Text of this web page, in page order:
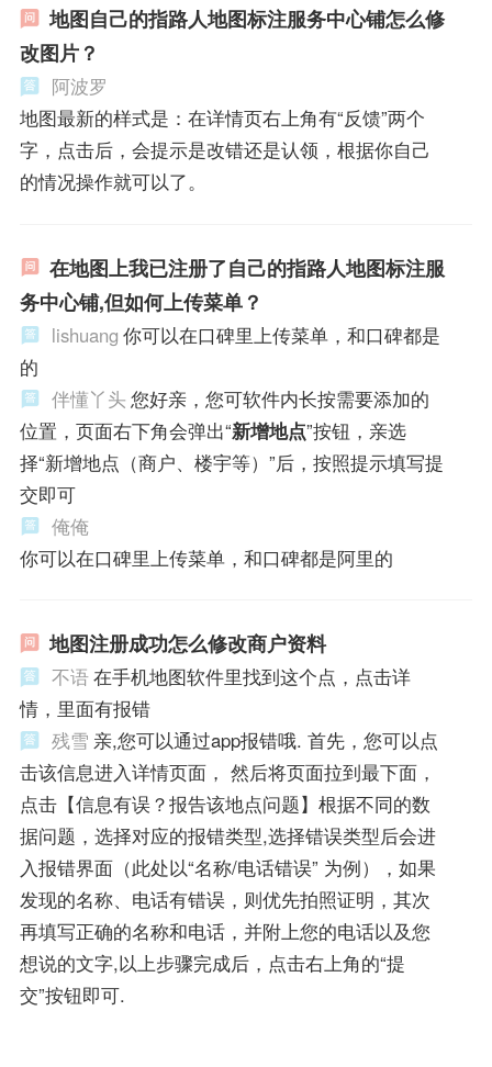
地图自己的指路人地图标注服务中心铺怎么修
改图片？
阿波罗
地图最新的样式是：在详情页右上角有“反馈”两个
字，点击后，会提示是改错还是认领，根据你自己
的情况操作就可以了。
在地图上我已注册了自己的指路人地图标注服
务中心铺,但如何上传菜单？
lishuang 你可以在口碑里上传菜单，和口碑都是
的
伴懂丫头 您好亲，您可软件内长按需要添加的
位置，页面右下角会弹出“新增地点”按钮，亲选
择“新增地点（商户、楼宇等）”后，按照提示填写提
交即可
俺俺
你可以在口碑里上传菜单，和口碑都是阿里的
地图注册成功怎么修改商户资料
不语在手机地图软件里找到这个点，点击详
情，里面有报错
残雪 亲,您可以通过app报错哦. 首先，您可以点
击该信息进入详情页面， 然后将页面拉到最下面，
点击【信息有误？报告该地点问题】根据不同的数
据问题，选择对应的报错类型,选择错误类型后会进
入报错界面（此处以“名称/电话错误” 为例），如果
发现的名称、电话有错误，则优先拍照证明，其次
再填写正确的名称和电话，并附上您的电话以及您
想说的文字,以上步骤完成后，点击右上角的“提
交”按钮即可.